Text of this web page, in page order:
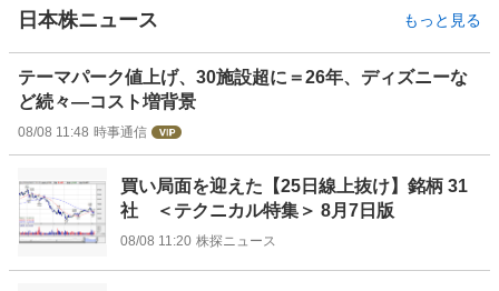
日本株ニュース もっと見る
テーマパーク値上げ、30施設超に＝26年、ディズニーな
ど続々―コスト増背景
08/08 11:48 時事通信
買い局面を迎えた【25日線上抜け】銘柄 31
社 ＜テクニカル特集＞ 8月7日版
08/08 11:20 株探ニュース